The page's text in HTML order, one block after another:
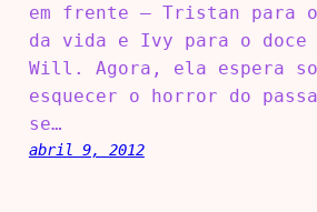
em frente – Tristan para
da vida e Ivy para o doce
Will. Agora, ela espera
esquecer o horror do
se…
abril 9, 2012